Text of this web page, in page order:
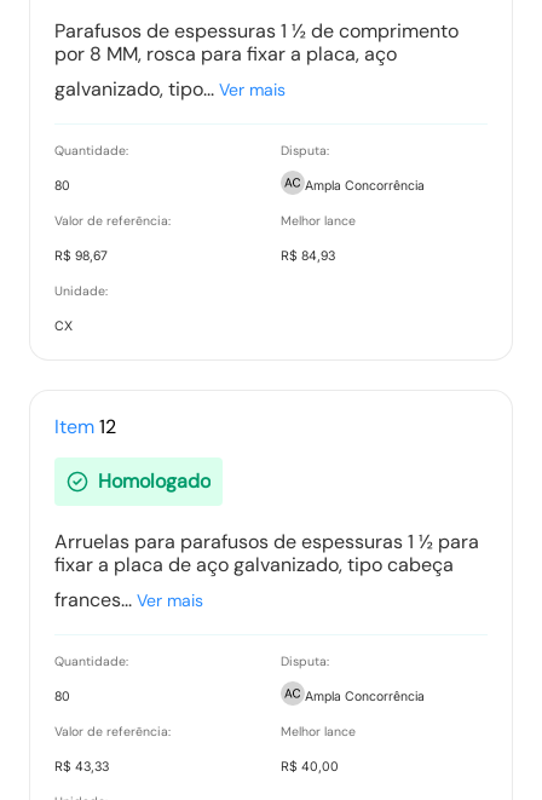
Parafusos de espessuras 1 ½ de comprimento
por 8 MM, rosca para fixar a placa, aço
galvanizado, tipo... Ver mais
Quantidade:
80
Disputa:
Ampla Concorrência
Valor de referência:
R$ 98,67
Melhor lance
R$ 84,93
Unidade:
CX
Item12
Homologado
Arruelas para parafusos de espessuras 1 ½ para
fixar a placa de aço galvanizado, tipo cabeça
frances... Ver mais
Quantidade:
80
Disputa:
Ampla Concorrência
Valor de referência:
R$ 43,33
Melhor lance
R$ 40,00